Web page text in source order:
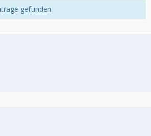
gefunden.